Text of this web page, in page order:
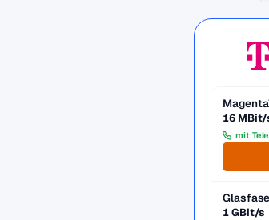
16 MBit/
mit
1 GBit/s